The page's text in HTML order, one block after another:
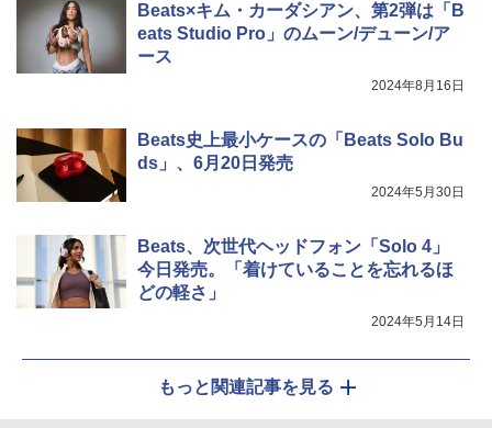
Beats×キム・カーダシアン、第2弾は「B
eats Studio Pro」のムーン/デューン/ア
ース
2024年8月16日
Beats史上最小ケースの「Beats Solo Bu
ds」、6月20日発売
2024年5月30日
Beats、次世代ヘッドフォン「Solo 4」
今日発売。「着けていることを忘れるほ
どの軽さ」
2024年5月14日
もっと関連記事を見る